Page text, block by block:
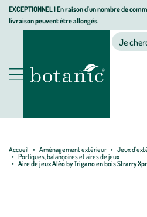
Aller
Aller
au
Aller
au
page
EXCEPTIONNEL I En raison d'un nombre de
livraison peuvent être allongés.
Nos produits
Jardinerie écologique, Je
Accueil Aménagement extérieur
Jeux
Portiques, balançoires et aires de jeux
Aire de jeux Aléo by Trigano en bois Strarry